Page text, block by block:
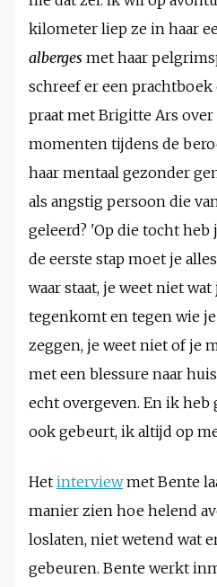
kilometer liep ze in haar
alberges met haar
schreef er een prachtboek
praat met Brigitte Ars
momenten tijdens de
haar mentaal gezonder
als angstig persoon die
geleerd? 'Op die tocht
de eerste stap moet je
waar staat, je weet niet
tegenkomt en tegen wie
zeggen, je weet niet of je
met een blessure naar
echt overgeven. En ik heb
ook gebeurt, ik altijd op
Het interviewmet Bente
manier zien hoe helend
loslaten, niet wetend wat
gebeuren. Bente werkt